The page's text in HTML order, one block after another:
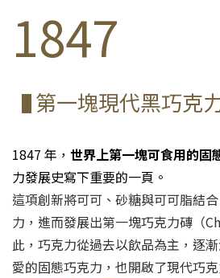
1847
▐第一塊現代黑巧克
1847 年， 世界上第一塊可食用的固
力發展史寫下重要的一頁。
這項創新將可可、砂糖與可可脂結
力，進而發展出第一塊巧克力磚（
此，巧克力從過去以飲品為主，逐
愛的固態巧克力，也開啟了現代巧